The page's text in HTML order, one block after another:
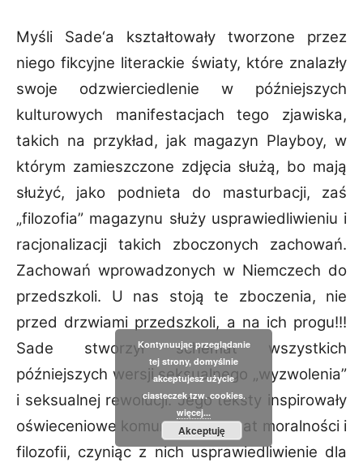
Myśli Sade‘a kształtowały tworzone przez
niego fikcyjne literackie światy, które znalazły
swoje odzwierciedlenie w późniejszych
kulturowych manifestacjach tego zjawiska,
takich na przykład, jak magazyn Playboy, w
którym zamieszczone zdjęcia służą, bo mają
służyć, jako podnieta do masturbacji, zaś
„filozofia” magazynu służy usprawiedliwieniu i
racjonalizacji takich zboczonych zachowań.
Zachowań wprowadzonych w Niemczech do
przedszkoli. U nas stoją te zboczenia, nie
przed drzwiami przedszkoli, a na ich progu!!!
Sade stworzył schemat wszystkich
późniejszych wersji seksualnego „wyzwolenia”
i seksualnej rewolucji. Jego teksty inspirowały
oświeceniowe komunały na temat moralności i
filozofii, czyniąc z nich usprawiedliwienie dla
Kontynuując przeglądanie
tej strony, domyślnie
akceptujesz użycie
ciasteczek tzw. cookies.
więcej...
Akceptuję